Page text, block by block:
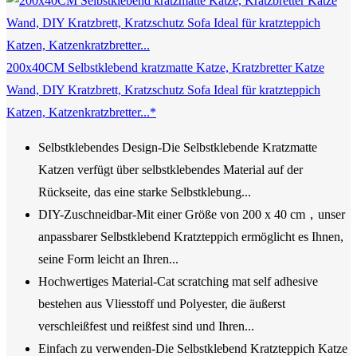
200x40CM Selbstklebend kratzmatte Katze, Kratzbretter Katze
Wand, DIY Kratzbrett, Kratzschutz Sofa Ideal für kratzteppich
Katzen, Katzenkratzbretter...*
Selbstklebendes Design-Die Selbstklebende Kratzmatte
Katzen verfügt über selbstklebendes Material auf der
Rückseite, das eine starke Selbstklebung...
DIY-Zuschneidbar-Mit einer Größe von 200 x 40 cm，unser
anpassbarer Selbstklebend Kratzteppich ermöglicht es Ihnen,
seine Form leicht an Ihren...
Hochwertiges Material-Cat scratching mat self adhesive
bestehen aus Vliesstoff und Polyester, die äußerst
verschleißfest und reißfest sind und Ihren...
Einfach zu verwenden-Die Selbstklebend Kratzteppich Katze